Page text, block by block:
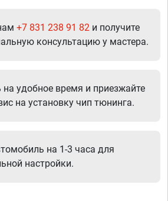
+7 831 238 91 82 и получите
консультацию у мастера.
удобное время и приезжайте
на установку чип тюнинга.
на 1-3 часа для
настройки.